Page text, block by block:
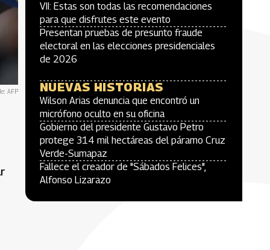
AFP
VII: Estas son todas las recomendaciones
para que disfrutes este evento
Presentan pruebas de presunto fraude
electoral en las elecciones presidenciales
de 2026
NUEVAS HISTORIAS
Wilson Arias denuncia que encontró un
micrófono oculto en su oficina
Gobierno del presidente Gustavo Petro
protege 314 mil hectáreas del páramo Cruz
Verde-Sumapaz
Fallece el creador de "Sábados Felices",
Alfonso Lizarazo